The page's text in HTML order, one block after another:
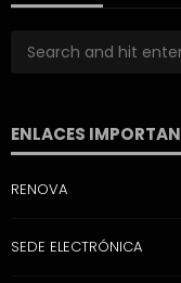
ENLACES
RENOVA
SEDE ELECTRÓNICA